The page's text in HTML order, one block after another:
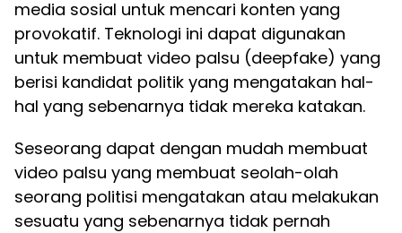
media sosial untuk mencari konten yang
provokatif. Teknologi ini dapat digunakan
untuk membuat video palsu (deepfake) yang
berisi kandidat politik yang mengatakan hal-
hal yang sebenarnya tidak mereka katakan.
Seseorang dapat dengan mudah membuat
video palsu yang membuat seolah-olah
seorang politisi mengatakan atau melakukan
sesuatu yang sebenarnya tidak pernah